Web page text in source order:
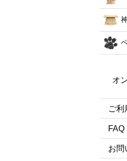
オ
ご利
FAQ
お問